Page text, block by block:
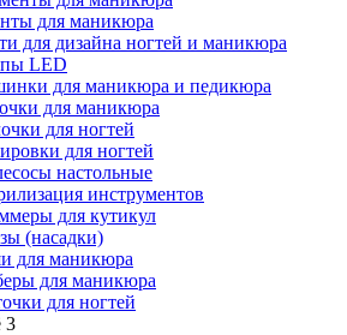
для маникюра
для дизайна ногтей и маникюра
LED
для маникюра и педикюра
для маникюра
для ногтей
для ногтей
настольные
инструментов
для кутикул
(насадки)
для маникюра
для маникюра
для ногтей
3